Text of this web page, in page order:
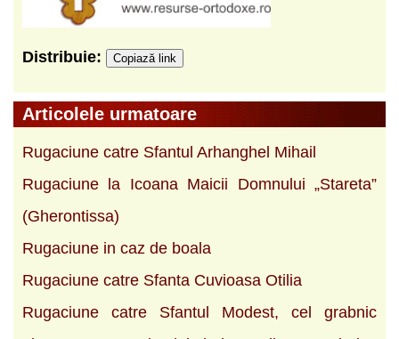
Distribuie: Copiază link
Articolele urmatoare
Rugaciune catre Sfantul Arhanghel Mihail
Rugaciune la Icoana Maicii Domnului „Stareta”
(Gherontissa)
Rugaciune in caz de boala
Rugaciune catre Sfanta Cuvioasa Otilia
Rugaciune catre Sfantul Modest, cel grabnic